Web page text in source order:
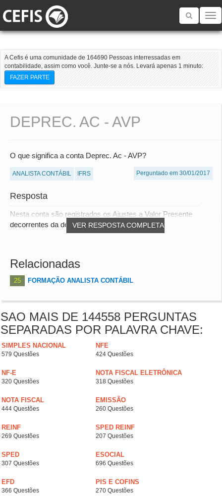
Toggle
A Cefis é uma comunidade de 164690 Pessoas interressadas em
contabilidade, assim como você. Junte-se a nós. Levará apenas 1 minuto:
FAZER PARTE
DEPREC. AC - AVP
O que significa a conta Deprec. Ac - AVP?
ANALISTA CONTÁBIL IFRS Perguntado em 30/01/2017
Resposta
VER RESPOSTA COMPLETA
Nesta conta são registrados os Ajustes a Valor Presente
decorrentes da depreciação.
Relacionadas
25 FORMAÇÃO ANALISTA CONTÁBIL
SAO MAIS DE 144558 PERGUNTAS
SEPARADAS POR PALAVRA CHAVE:
SIMPLES NACIONAL
579 Questões
NFE
424 Questões
NF-E
320 Questões
NOTA FISCAL ELETRÔNICA
318 Questões
NOTA FISCAL
444 Questões
EMISSÃO
260 Questões
REINF
269 Questões
SPED REINF
207 Questões
SPED
307 Questões
ESOCIAL
696 Questões
EFD
366 Questões
PIS E COFINS
270 Questões